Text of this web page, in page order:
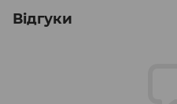
Відгуки